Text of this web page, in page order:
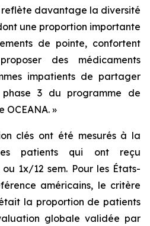
davantage la diversité
une proportion importante
de pointe, confortent
des médicaments
impatients de partager
phase 3 du programme de
OCEANA. »
clés ont été mesurés à la
patients qui ont reçu
1x/12 sem. Pour les États-
américains, le critère
la proportion de patients
globale validée par